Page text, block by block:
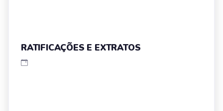
RATIFICAÇÕES E EXTRATOS